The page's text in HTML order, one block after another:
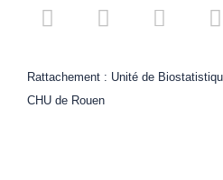
Rattachement : Unité de
CHU de Rouen